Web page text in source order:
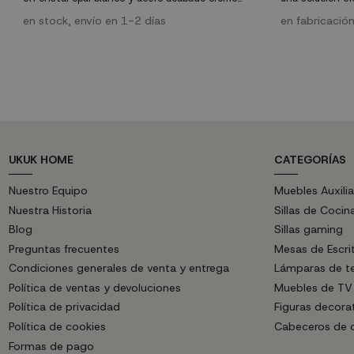
(no incluida).
en stock, envío en 1-2 días
de alta calidad
en
UKUK HOME
Nuestro Equipo
Nuestra Historia
Blog
Preguntas frecuentes
Condiciones generales de venta y entrega
Política de ventas y devoluciones
Política de privacidad
Política de cookies
Formas de pago
CATEGORÍAS
Muebles
Sillas de
Sillas gaming
Mesas de
Lámparas de
Muebles de TV
Figuras
Cabeceros de